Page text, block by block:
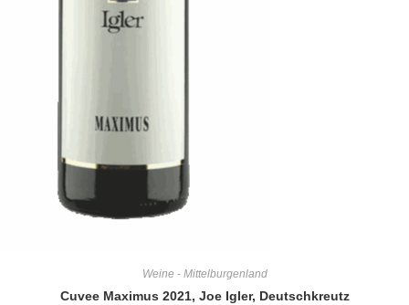
Weine - Mittelburgenland
Cuvee Maximus 2021, Joe Igler, Deutschkreutz